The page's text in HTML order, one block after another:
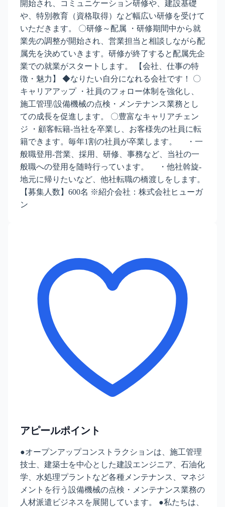
開始され、コミュニケーション研修や、建設基礎
や、特別教育（資格取得）など幅広い研修を受けて
いただきます。 〇研修～配属 ・研修期間中から就
業先の調整が開始され、営業担当と相談しながら配
属先を決めていきます。研修が終了すると配属先企
業での就業がスタートします。 【会社、仕事の特
徴・魅力】 ◆なりたい自分になれる会社です！ 〇
キャリアアップ ・社員のフォロー体制を強化し、
施工管理/設備機械の点検・メンテナンス業務とし
ての成長を促進します。 〇豊富なキャリアチェン
ジ ・顧客転籍-当社を卒業し、お客様先の社員に転
籍できます。毎年1割の社員が卒業します。 ・一
般職登用-営業、採用、研修、事務など、当社の一
般職への登用を随時行っています。 ・他社斡旋-
地元に帰りたいなど、他社転職の橋渡しをします。
【募集人数】600名 ※紹介会社：株式会社ヒューガ
ン
アピールポイント
●オープンアップコンストラクションは、施工管理
技士、建築士を中心とした建設エンジニア、石油化
学、水処理プラントなど各種メンテナンス、マネジ
メントを行う設備機械の点検・メンテナンス業務の
人材派遣ビジネスを展開しています。 ●私たちは、